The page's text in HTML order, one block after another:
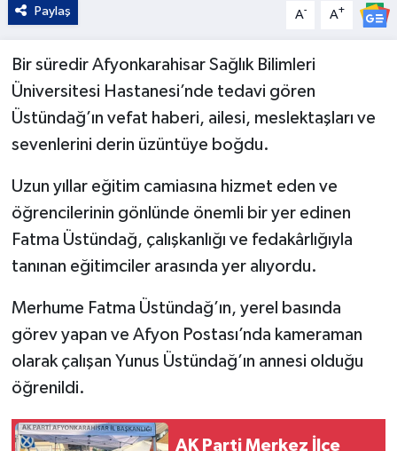
Paylaş A- A+
Bir süredir Afyonkarahisar Sağlık Bilimleri
Üniversitesi Hastanesi’nde tedavi gören
Üstündağ’ın vefat haberi, ailesi, meslektaşları ve
sevenlerini derin üzüntüye boğdu.
Uzun yıllar eğitim camiasına hizmet eden ve
öğrencilerinin gönlünde önemli bir yer edinen
Fatma Üstündağ, çalışkanlığı ve fedakârlığıyla
tanınan eğitimciler arasında yer alıyordu.
Merhume Fatma Üstündağ’ın, yerel basında
görev yapan ve Afyon Postası’nda kameraman
olarak çalışan Yunus Üstündağ’ın annesi olduğu
öğrenildi.
AK Parti Merkez İlçe